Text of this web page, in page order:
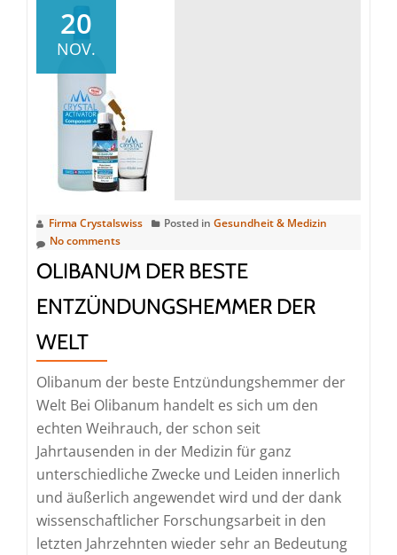
Liponsäure
zur
Therapie
bei
neuropathischen
Schmerzen
20
NOV.
Firma Crystalswiss Posted in Gesundheit & Medizin
No comments
OLIBANUM DER BESTE
ENTZÜNDUNGSHEMMER DER
WELT
Olibanum der beste Entzündungshemmer der
Welt Bei Olibanum handelt es sich um den
echten Weihrauch, der schon seit
Jahrtausenden in der Medizin für ganz
unterschiedliche Zwecke und Leiden innerlich
und äußerlich angewendet wird und der dank
wissenschaftlicher Forschungsarbeit in den
letzten Jahrzehnten wieder sehr an Bedeutung